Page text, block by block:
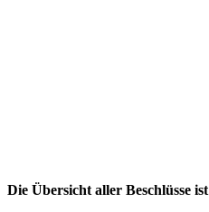
Die Übersicht aller Beschlüsse ist